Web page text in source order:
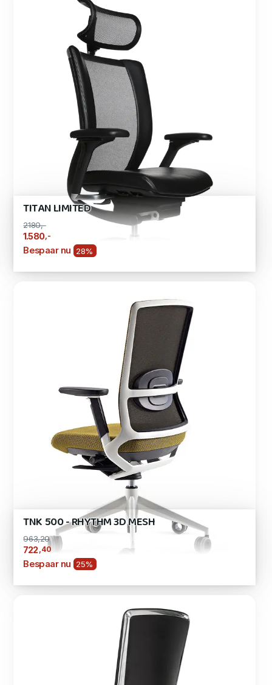
TITAN LIMITED
2180,-
1.580 ,-
Bespaar nu 28%
TNK 500 - RHYTHM 3D MESH
963,20
722 ,40
Bespaar nu 25%